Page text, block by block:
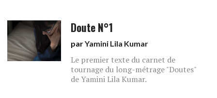
Doute N°1
parYamini Lila Kumar
Le premier texte du carnet de
tournage du long-métrage "Doutes"
de Yamini Lila Kumar.